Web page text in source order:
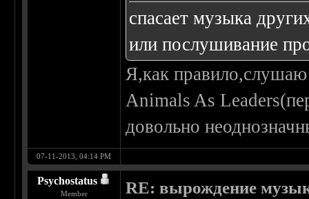
спасает музыка
или послушивание
Я,как правило,слушаю
Animals As
довольно
07-11-2013, 04:14 PM
Psychostatus
Member
RE: вырождение